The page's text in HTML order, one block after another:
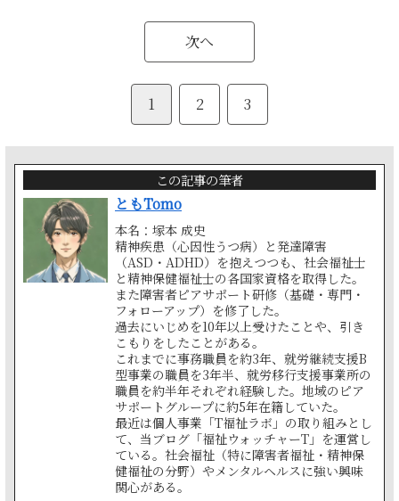
次へ
1 2 3
この記事の筆者
ともTomo
本名：塚本 成史
精神疾患（心因性うつ病）と発達障害
（ASD・ADHD）を抱えつつも、社会福祉士
と精神保健福祉士の各国家資格を取得した。
また障害者ピアサポート研修（基礎・専門・
フォローアップ）を修了した。
過去にいじめを10年以上受けたことや、引き
こもりをしたことがある。
これまでに事務職員を約3年、就労継続支援B
型事業の職員を3年半、就労移行支援事業所の
職員を約半年それぞれ経験した。地域のピア
サポートグループに約5年在籍していた。
最近は個人事業「T福祉ラボ」の取り組みとし
て、当ブログ「福祉ウォッチャーT」を運営し
ている。社会福祉（特に障害者福祉・精神保
健福祉の分野）やメンタルヘルスに強い興味
関心がある。